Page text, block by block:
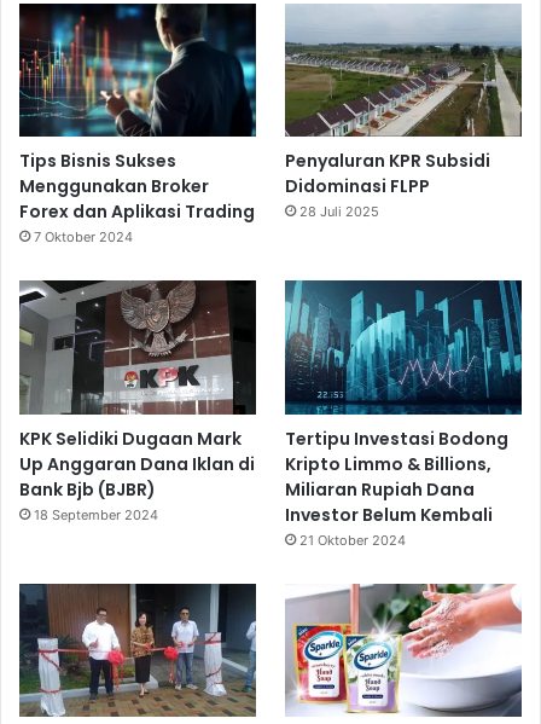
Tips Bisnis Sukses
Menggunakan Broker
Forex dan Aplikasi Trading
7 Oktober 2024
Penyaluran KPR Subsidi
Didominasi FLPP
28 Juli 2025
KPK Selidiki Dugaan Mark
Up Anggaran Dana Iklan di
Bank Bjb (BJBR)
18 September 2024
Tertipu Investasi Bodong
Kripto Limmo & Billions,
Miliaran Rupiah Dana
Investor Belum Kembali
21 Oktober 2024